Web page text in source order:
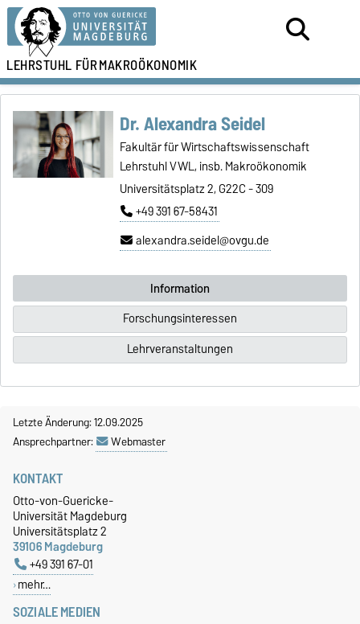
LEHRSTUHL FÜRMAKROÖKONOMIK
Dr. Alexandra Seidel
Fakultär für Wirtschaftswissenschaft
Lehrstuhl VWL, insb. Makroökonomik
Universitätsplatz 2, G22C - 309
+49 391 67-58431
alexandra.seidel@ovgu.de
Information
Forschungsinteressen
Lehrveranstaltungen
Letzte Änderung: 12.09.2025
Ansprechpartner:
Webmaster
SOZIALE MEDIEN
KONTAKT
Otto-von-Guericke-
Universität Magdeburg
Universitätsplatz 2
39106 Magdeburg
+49 391 67-01
mehr…